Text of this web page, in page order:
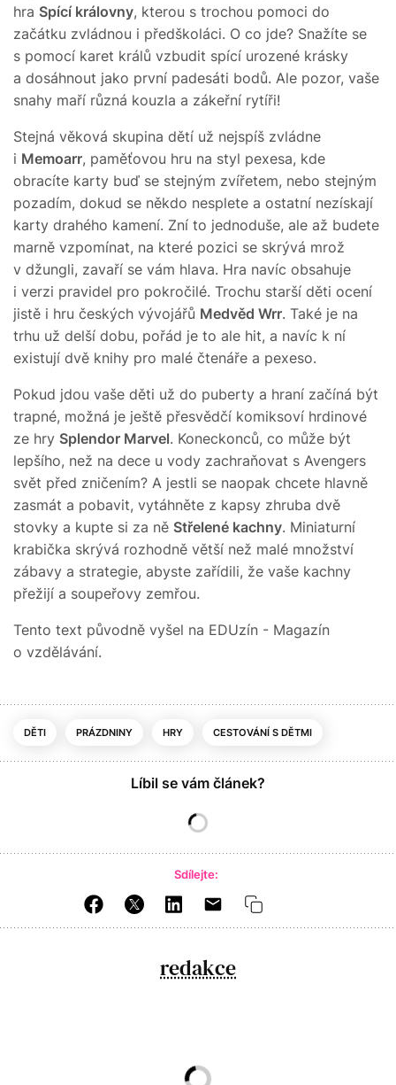
hra Spící královny, kterou s trochou pomoci do
začátku zvládnou i předškoláci. O co jde? Snažíte se
s pomocí karet králů vzbudit spící urozené krásky
a dosáhnout jako první padesáti bodů. Ale pozor, vaše
snahy maří různá kouzla a zákeřní rytíři!
Stejná věková skupina dětí už nejspíš zvládne
i Memoarr, paměťovou hru na styl pexesa, kde
obracíte karty buď se stejným zvířetem, nebo stejným
pozadím, dokud se někdo nesplete a ostatní nezískají
karty drahého kamení. Zní to jednoduše, ale až budete
marně vzpomínat, na které pozici se skrývá mrož
v džungli, zavaří se vám hlava. Hra navíc obsahuje
i verzi pravidel pro pokročilé. Trochu starší děti ocení
jistě i hru českých vývojářů Medvěd Wrr. Také je na
trhu už delší dobu, pořád je to ale hit, a navíc k ní
existují dvě knihy pro malé čtenáře a pexeso.
Pokud jdou vaše děti už do puberty a hraní začíná být
trapné, možná je ještě přesvědčí komiksoví hrdinové
ze hry Splendor Marvel. Koneckonců, co může být
lepšího, než na dece u vody zachraňovat s Avengers
svět před zničením? A jestli se naopak chcete hlavně
zasmát a pobavit, vytáhněte z kapsy zhruba dvě
stovky a kupte si za ně Střelené kachny. Miniaturní
krabička skrývá rozhodně větší než malé množství
zábavy a strategie, abyste zařídili, že vaše kachny
přežijí a soupeřovy zemřou.
Tento text původně vyšel na EDUzín - Magazín
o vzdělávání.
DĚTI PRÁZDNINY HRY CESTOVÁNÍ S DĚTMI
Líbil se vám článek?
Sdílejte:
redakce